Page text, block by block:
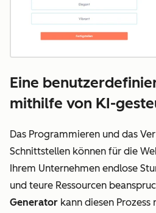
Eine
mithilfe von KI-
Das Programmieren und das
Schnittstellen können für die
Ihrem Unternehmen endlose
und teure Ressourcen
Generator kann diesen